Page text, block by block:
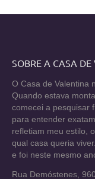
SOBRE A CASA
O Casa de Valentina
Quando estava
comecei a pesquisar
para entender
refletiam meu estilo,
qual casa queria
e foi neste mesmo
Rua Demóstenes, 960